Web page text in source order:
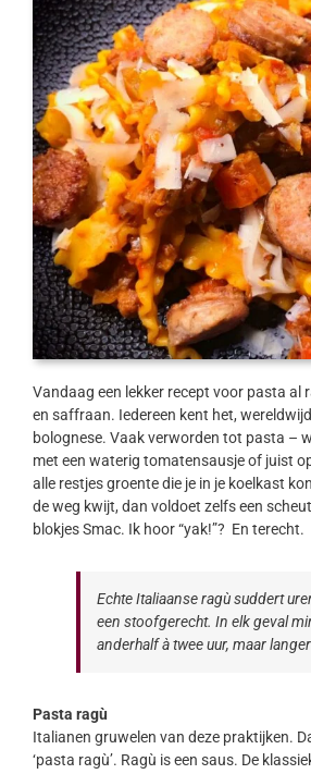
Vandaag een lekker recept voor pasta al
en saffraan. Iedereen kent het,
bolognese. Vaak verworden tot pasta –
met een waterig tomatensausje of juist
alle restjes groente die je in je koelkast
de weg kwijt, dan voldoet zelfs een
blokjes Smac. Ik hoor “yak!”? En terecht.
Echte Italiaanse ragù suddert
een stoofgerecht. In elk geval
anderhalf à twee uur, maar
Pasta ragù
Italianen gruwelen van deze praktijken.
‘pasta ragù’. Ragù is een saus. De